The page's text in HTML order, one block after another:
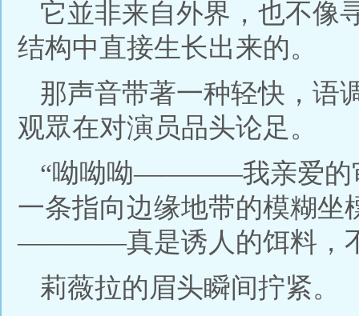
它並非来自外界，也不像
结构中直接生长出来的。
那声音带著一种轻快，语
观眾在对演员品头论足。
“呦呦呦————我亲爱的
一条指向边缘地带的模糊坐
————真是诱人的饵料，
莉薇拉的眉头瞬间拧紧。